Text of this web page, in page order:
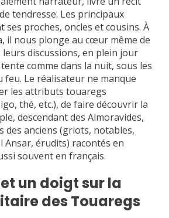
tendresse. Les principaux
ses proches, oncles et cousins. À
il nous plonge au cœur même de
discussions, en plein jour
comme dans la nuit, sous les
feu. Le réalisateur ne manque
les attributs touaregs
thé, etc.), de faire découvrir la
descendant des Almoravides,
des anciens (griots, notables,
Ansar, érudits) racontés en
souvent en français.
un doigt sur la
des Touaregs